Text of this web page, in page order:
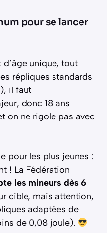
pour se lancer
d’âge unique, tout
répliques standards
il faut
donc 18 ans
on ne rigole pas avec
pour les plus jeunes :
! La Fédération
les mineurs dès 6
cible, mais attention,
adaptées de
de 0,08 joule).